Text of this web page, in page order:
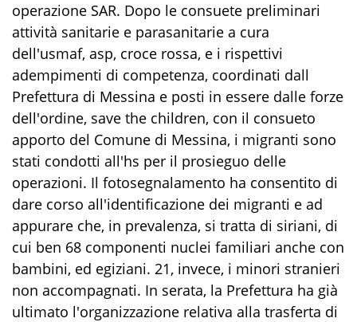
operazione SAR. Dopo le consuete preliminari
attività sanitarie e parasanitarie a cura
dell'usmaf, asp, croce rossa, e i rispettivi
adempimenti di competenza, coordinati dall
Prefettura di Messina e posti in essere dalle forze
dell'ordine, save the children, con il consueto
apporto del Comune di Messina, i migranti sono
stati condotti all'hs per il prosieguo delle
operazioni. Il fotosegnalamento ha consentito di
dare corso all'identificazione dei migranti e ad
appurare che, in prevalenza, si tratta di siriani, di
cui ben 68 componenti nuclei familiari anche con
bambini, ed egiziani. 21, invece, i minori stranieri
non accompagnati. In serata, la Prefettura ha già
ultimato l'organizzazione relativa alla trasferta di